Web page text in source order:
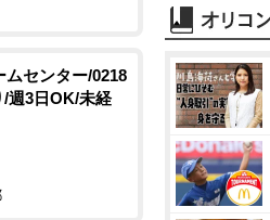
センター/0218
週3日OK/未経